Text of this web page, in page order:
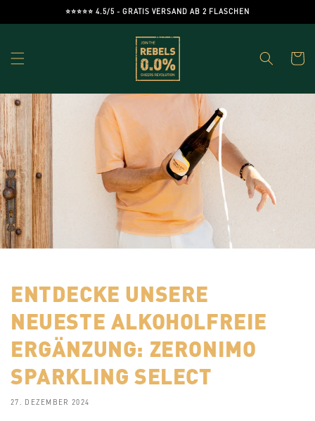
Inhalt
⭐️⭐️⭐️⭐️⭐️ 4.5/5 - GRATIS VERSAND AB 2 FLASCHEN
ENTDECKE UNSERE
NEUESTE ALKOHOLFREIE
ERGÄNZUNG: ZERONIMO
SPARKLING SELECT
27. DEZEMBER 2024